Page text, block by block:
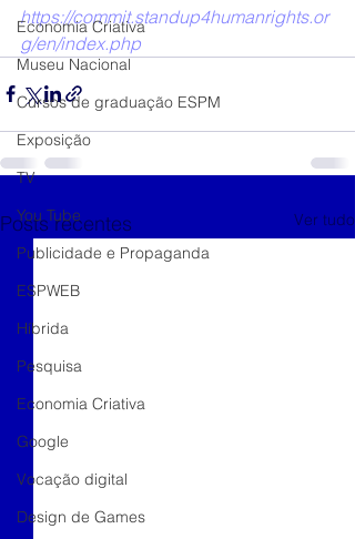
Economia Criativa
Museu Nacional
Cursos de graduação ESPM
Exposição
TV
You Tube
Publicidade e Propaganda
ESPWEB
Híbrida
Pesquisa
Economia Criativa
Google
Vocação digital
Design de Games
https://commit.standup4humanrights.or
g/en/index.php
Posts recentes Ver tudo